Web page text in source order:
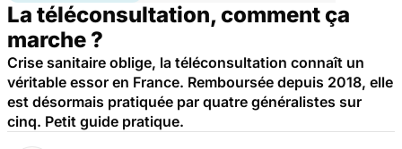
La téléconsultation, comment ça
marche ?
Crise sanitaire oblige, la téléconsultation connaît un
véritable essor en France. Remboursée depuis 2018, elle
est désormais pratiquée par quatre généralistes sur
cinq. Petit guide pratique.